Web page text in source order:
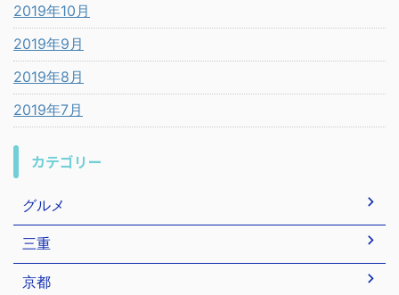
2019年10月
2019年9月
2019年8月
2019年7月
カテゴリー
グルメ
三重
京都